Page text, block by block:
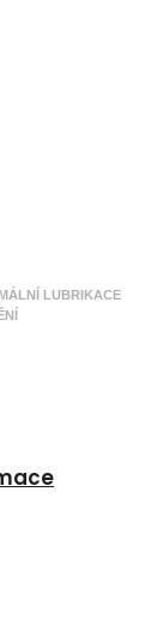
LUBRIKACE